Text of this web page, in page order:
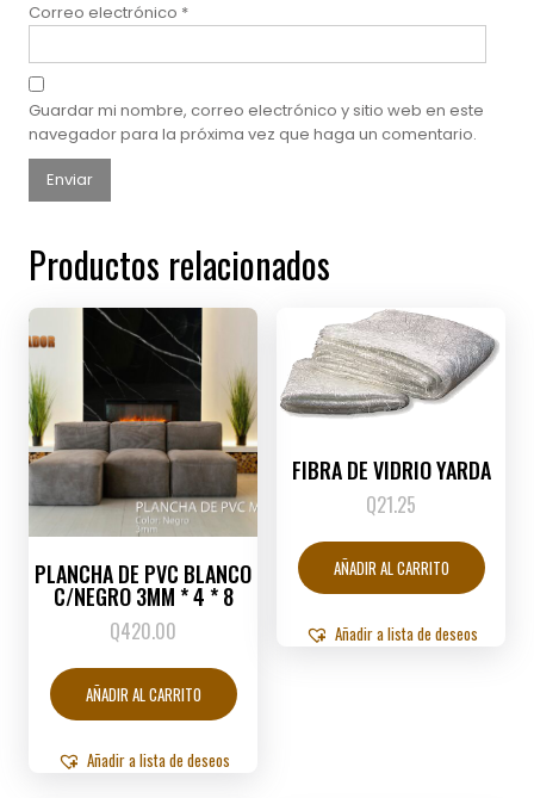
Correo electrónico *
Guardar mi nombre, correo electrónico y sitio web en este
navegador para la próxima vez que haga un comentario.
Productos relacionados
PLANCHA DE PVC BLANCO
C/NEGRO 3MM * 4 * 8
Q420.00
AÑADIR AL CARRITO
Añadir a lista de deseos
FIBRA DE VIDRIO YARDA
Q21.25
AÑADIR AL CARRITO
Añadir a lista de deseos